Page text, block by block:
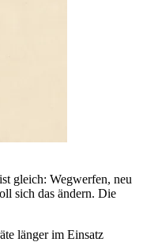
gleich: Wegwerfen, neu
sich das ändern. Die
länger im Einsatz